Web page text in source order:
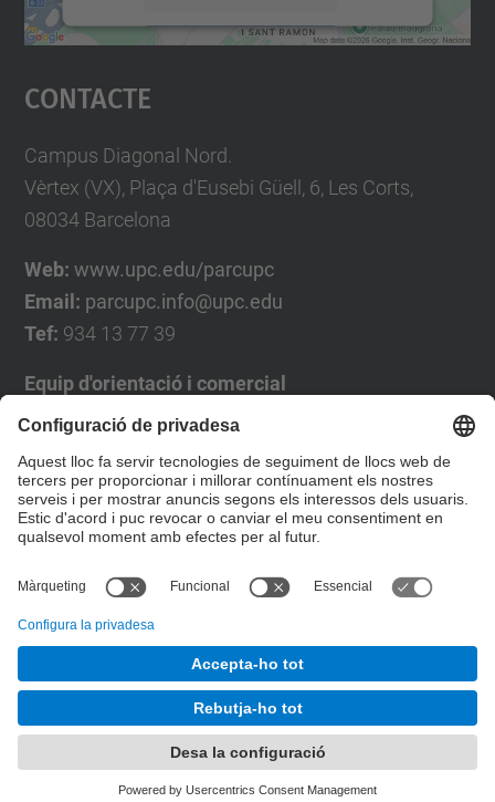
Accepta
powered by
Contacte
Campus Diagonal Nord.
Vèrtex (VX), Plaça d'Eusebi Güell, 6, Les Corts,
08034 Barcelona
Web: www.upc.edu/parcupc
Email: parcupc.info@upc.edu
Tef: 934 13 77 39
Equip d'orientació i comercial
José Luís Grande
Tel. 93 4137194
jose.luis.grande@upc.edu
Formulari de contacte
Desenvolupat amb